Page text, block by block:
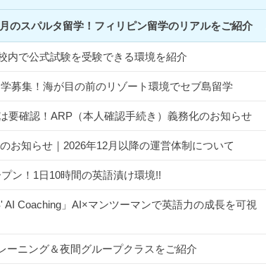
のスパルタ留学！フィリピン留学のリアルをご紹介
内で公式試験を受験できる環境を紹介
募集！海が目の前のリゾート環境でセブ島留学
要確認！ARP（本人確認手続き）義務化のお知らせ
お知らせ｜2026年12月以降の運営体制について
ン！1日10時間の英語漬け環境!!
Coaching」AI×マンツーマンで英語力の成長を可視
ーニング＆夜間グループクラスをご紹介